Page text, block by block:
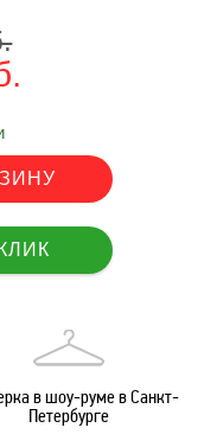
в шоу-руме в Санкт-
Петербурге